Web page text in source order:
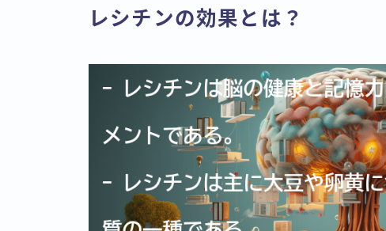
レシチンの効果とは？